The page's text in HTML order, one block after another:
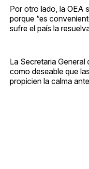
Por otro lado, la OEA
porque “es
sufre el país la
La Secretaria General
como deseable que
propicien la calma